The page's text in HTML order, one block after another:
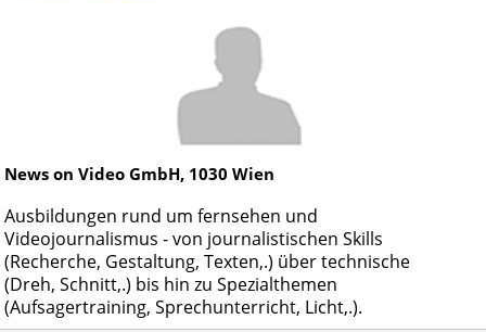
News on Video GmbH, 1030 Wien
Ausbildungen rund um fernsehen und
Videojournalismus - von journalistischen Skills
(Recherche, Gestaltung, Texten,.) über technische
(Dreh, Schnitt,.) bis hin zu Spezialthemen
(Aufsagertraining, Sprechunterricht, Licht,.).